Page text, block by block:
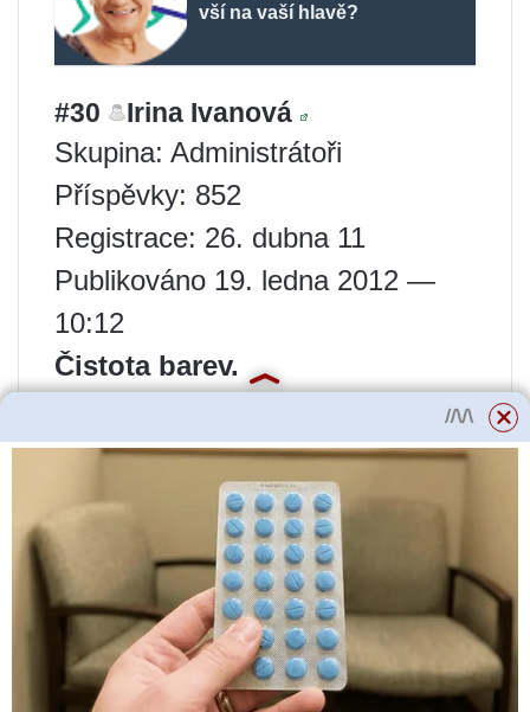
vší na vaší hlavě?
#30 Irina Ivanová
Skupina: Administrátoři
Příspěvky: 852
Registrace: 26. dubna 11
Publikováno 19. ledna 2012 —
10:12
Čistota barev.
Pokud nemůžete dosáhnout
čistoty a sytosti barev, můžete:
1. Naneste barvu.
2. Na zaschlou vrstvu barvy
naneste stabilizátor (MIX599), do
kterého bylo přidáno velmi málo